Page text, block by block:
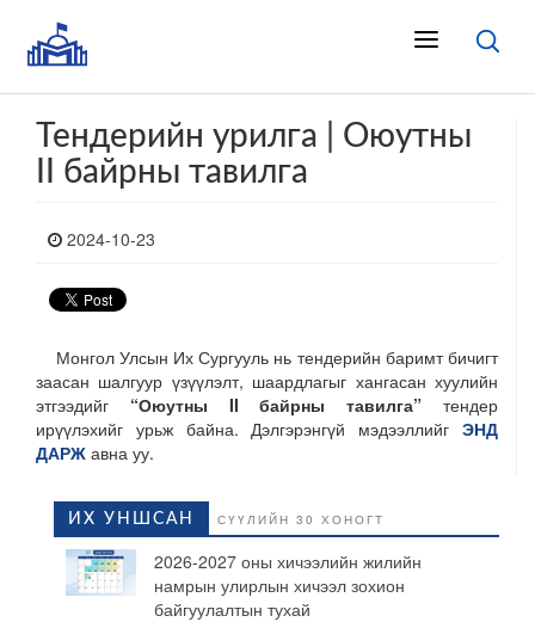
Тендерийн урилга | Оюутны
II байрны тавилга
2024-10-23
Монгол Улсын Их Сургууль нь тендерийн баримт бичигт
заасан шалгуур үзүүлэлт, шаардлагыг хангасан хуулийн
этгээдийг “Оюутны II байрны тавилга” тендер
ирүүлэхийг урьж байна. Дэлгэрэнгүй мэдээллийг ЭНД
ДАРЖ авна уу.
ИХ УНШСАН СҮҮЛИЙН 30 ХОНОГТ
2026-2027 оны хичээлийн жилийн
намрын улирлын хичээл зохион
байгуулалтын тухай